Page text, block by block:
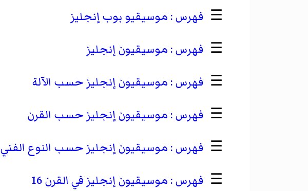
☰
موسيقيو بوب إنجليز
☰
موسيقيون إنجليز
☰
موسيقيون إنجليز حسب الآلة
☰
موسيقيون إنجليز حسب القرن
☰
موسيقيون إنجليز حسب النوع الفني
☰
موسيقيون إنجليز في القرن 16